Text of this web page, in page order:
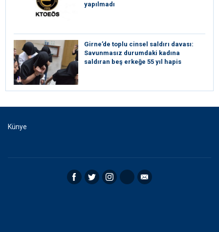
yapılmadı
Girne’de toplu cinsel saldırı davası:
Savunmasız durumdaki kadına
saldıran beş erkeğe 55 yıl hapis
Künye
Facebook Twitter Instagram RSS